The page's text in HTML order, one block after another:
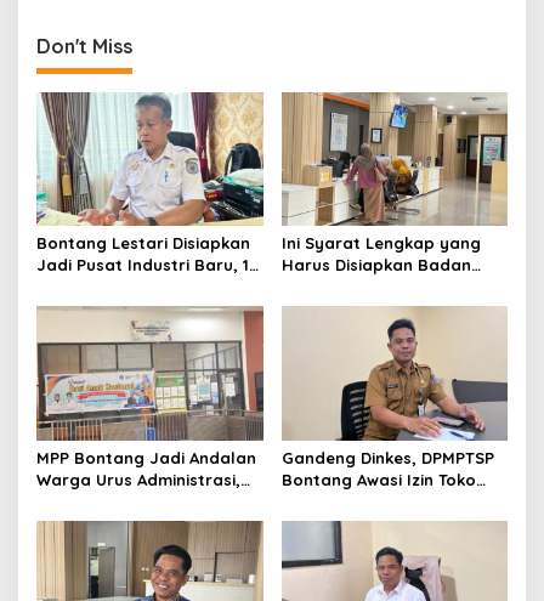
Don't Miss
Bontang Lestari Disiapkan
Jadi Pusat Industri Baru, 18
Dipetakan
Ini Syarat Lengkap yang
Harus Disiapkan Badan
Lewat OSS
MPP Bontang Jadi Andalan
Warga Urus Administrasi,
Diminati Meski Serba Digital
Gandeng Dinkes, DPMPTSP
Bontang Awasi Izin Toko